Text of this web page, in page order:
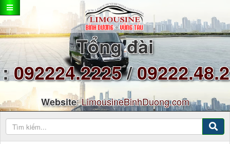
Tổng đài
:092224.2225/
Website:LimousineBinhDuong.com